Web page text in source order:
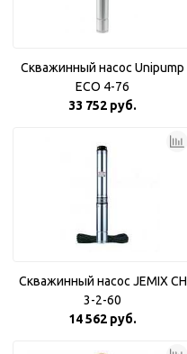
Скважинный насос Unipump
ECO 4-76
33 752 руб.
Скважинный насос JEMIX CH
3-2-60
14 562 руб.